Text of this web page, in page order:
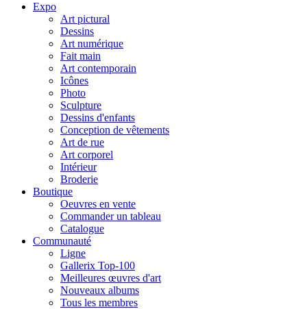
Expo
Art pictural
Dessins
Art numérique
Fait main
Art contemporain
Icônes
Photo
Sculpture
Dessins d'enfants
Conception de vêtements
Art de rue
Art corporel
Intérieur
Broderie
Boutique
Oeuvres en vente
Commander un tableau
Catalogue
Communauté
Ligne
Gallerix Top-100
Meilleures œuvres d'art
Nouveaux albums
Tous les membres